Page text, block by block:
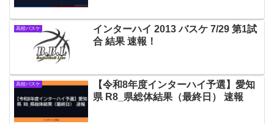
高校バスケ
インターハイ 2013 バスケ 7/29 第1試
合 結果 速報！
高校バスケ
【令和8年度インターハイ予選】愛知
県 R8_県総体結果（最終日） 速報